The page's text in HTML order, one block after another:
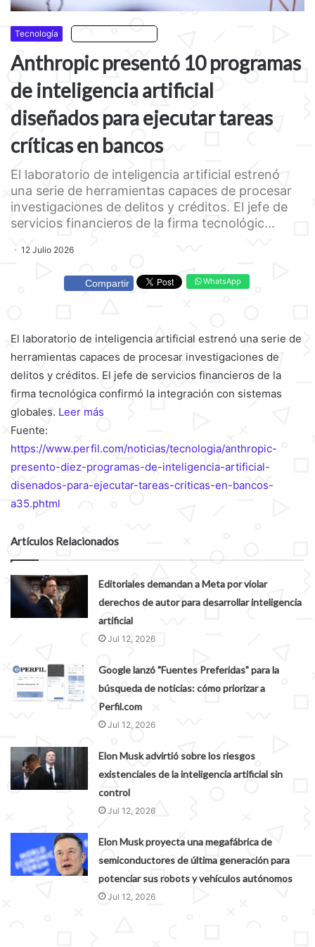
Tecnología
Anthropic presentó 10 programas
de inteligencia artificial
diseñados para ejecutar tareas
críticas en bancos
El laboratorio de inteligencia artificial estrenó
una serie de herramientas capaces de procesar
investigaciones de delitos y créditos. El jefe de
servicios financieros de la firma tecnológic...
12 Julio 2026
Compartir WhatsApp
El laboratorio de inteligencia artificial estrenó una serie de
herramientas capaces de procesar investigaciones de
delitos y créditos. El jefe de servicios financieros de la
firma tecnológica confirmó la integración con sistemas
globales. Leer más
Fuente:
https://www.perfil.com/noticias/tecnologia/anthropic-
presento-diez-programas-de-inteligencia-artificial-
disenados-para-ejecutar-tareas-criticas-en-bancos-
a35.phtml
Artículos Relacionados
Editoriales demandan a Meta por violar
derechos de autor para desarrollar inteligencia
artificial
Jul 12, 2026
Google lanzó "Fuentes Preferidas" para la
búsqueda de noticias: cómo priorizar a
Perfil.com
Jul 12, 2026
Elon Musk advirtió sobre los riesgos
existenciales de la inteligencia artificial sin
control
Jul 12, 2026
Elon Musk proyecta una megafábrica de
semiconductores de última generación para
potenciar sus robots y vehículos autónomos
Jul 12, 2026